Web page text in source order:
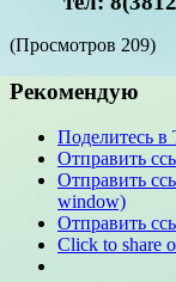
(Просмотров 209)
Рекомендую
Поделитесь в
Отправить
Отправить
window)
Отправить
Click to share